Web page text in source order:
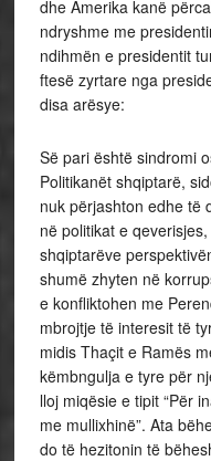
dhe Amerika kanë
ndryshme me
ndihmën e presidentit
ftesë zyrtare nga
disa arësye:
Së pari është sindromi
Politikanët shqiptarë,
nuk përjashton edhe të
në politikat e
shqiptarëve
shumë zhyten në
e konfliktohen me
mbrojtje të interesit të
midis Thaçit e Ramës
këmbngulja e tyre për
lloj miqësie e tipit “Për
me mullixhinë”. Ata
do të hezitonin të